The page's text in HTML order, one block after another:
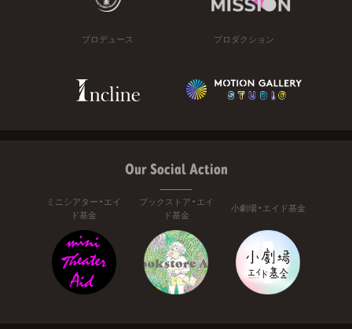
プロデュース プロダクション
Our Social Action
ミニシアター・エイ
ド基金
ブックストア・エイ
ド基金
小劇場・エイド基金